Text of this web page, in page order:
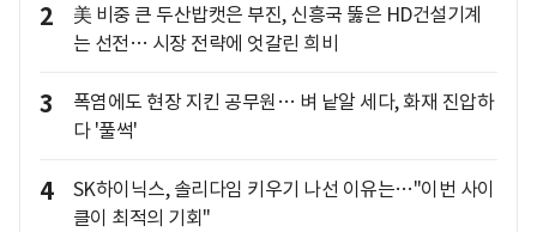
2
美 비중 큰 두산밥캣은 부진, 신흥국 뚫은 HD건설기계
는 선전… 시장 전략에 엇갈린 희비
3
폭염에도 현장 지킨 공무원… 벼 낱알 세다, 화재 진압하
다 '풀썩'
4
SK하이닉스, 솔리다임 키우기 나선 이유는…"이번 사이
클이 최적의 기회"